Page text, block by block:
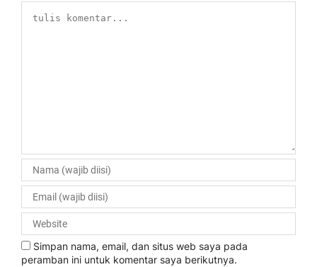
Simpan nama, email, dan situs web saya pada
peramban ini untuk komentar saya berikutnya.